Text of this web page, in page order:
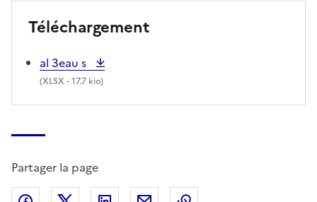
Téléchargement
al 3eau s
(XLSX - 17.7 kio)
Partager la page